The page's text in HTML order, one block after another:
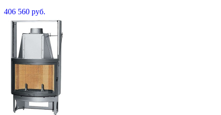
406 560 руб.